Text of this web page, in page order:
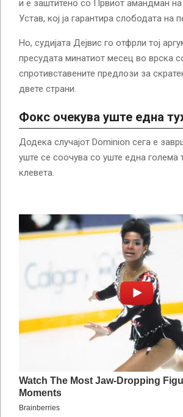
и е заштитено со Првиот амандман
Устав, кој ја гарантира слободата на
Но, судијата Дејвис го отфрли тој
пресудата минатиот месец во врска
спротивставените предлози за
двете страни.
Фокс очекува уште една
Додека случајот Dominion сега е
уште се соочува со уште една голема
клевета.